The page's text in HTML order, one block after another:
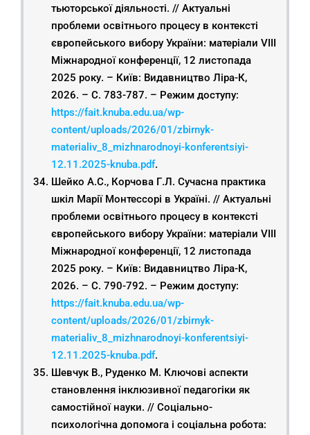
тьюторської діяльності. // Актуальні
проблеми освітнього процесу в контексті
європейського вибору України: матеріали VIІІ
Міжнародної конференції, 12 листопада
2025 року. – Київ: Видавництво Ліра-К,
2026. – С. 783-787. – Режим доступу:
https://fait.knuba.edu.ua/wp-
content/uploads/2026/01/zbirnyk-
materialiv_8_mizhnarodnoyi-konferentsiyi-
12.11.2025-knuba.pdf.
Шейко А.С., Корчова Г.Л. Сучасна практика
шкіл Марії Монтессорі в Україні. // Актуальні
проблеми освітнього процесу в контексті
європейського вибору України: матеріали VIІІ
Міжнародної конференції, 12 листопада
2025 року. – Київ: Видавництво Ліра-К,
2026. – С. 790-792. – Режим доступу:
https://fait.knuba.edu.ua/wp-
content/uploads/2026/01/zbirnyk-
materialiv_8_mizhnarodnoyi-konferentsiyi-
12.11.2025-knuba.pdf.
Шевчук В., Руденко М. Ключові аспекти
становлення інклюзивної педагогіки як
самостійної науки. // Соціально-
психологічна допомога і соціальна робота: